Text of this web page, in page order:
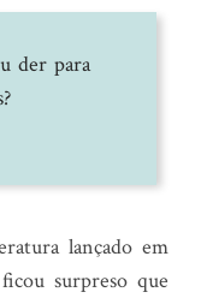
der para
lançado em
surpreso que